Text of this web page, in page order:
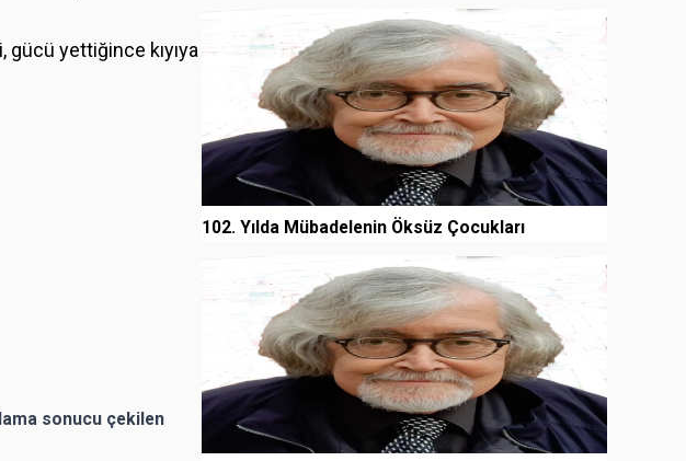
yettiğince kıyıya
sonucu çekilen
102. Yılda Mübadelenin Öksüz Çocukları